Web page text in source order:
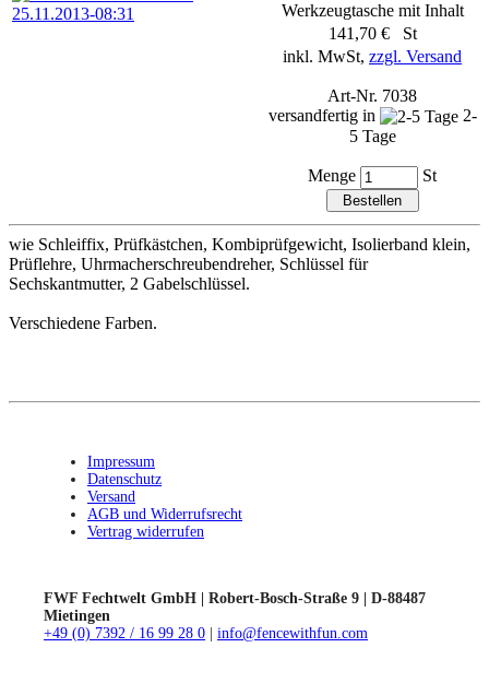
Werkzeugtasche mit Inhalt
141,70 € St
inkl. MwSt, zzgl. Versand
Art-Nr. 7038
versandfertig in
2-
5 Tage
Menge St
wie Schleiffix, Prüfkästchen, Kombiprüfgewicht, Isolierband klein,
Prüflehre, Uhrmacherschreubendreher, Schlüssel für
Sechskantmutter, 2 Gabelschlüssel.
Verschiedene Farben.
Impressum
Datenschutz
Versand
AGB und Widerrufsrecht
Vertrag widerrufen
FWF Fechtwelt GmbH | Robert-Bosch-Straße 9 | D-88487
Mietingen
+49 (0) 7392 / 16 99 28 0
info@fencewithfun.com